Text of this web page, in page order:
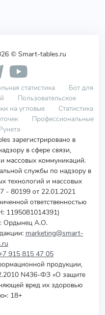
© Smart-tables.ru
статистика
Бот для
Пользовательское
на угловые
Статистика
Профессиональные
зарегистрировано в
в сфере связи,
массовых коммуникаций.
службы по надзору в
технологий и массовых
80199 от 22.01.2021
ответственностью
1195081014391)
Ордынец А.О.
marketing@smart-
915 815 47 05
продукции,
N436-ФЗ «О защите
вред их здоровью
18+